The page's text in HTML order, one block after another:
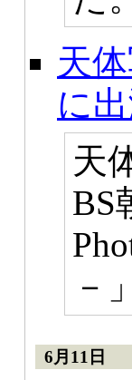
天
に
天
BS
－
6月11日